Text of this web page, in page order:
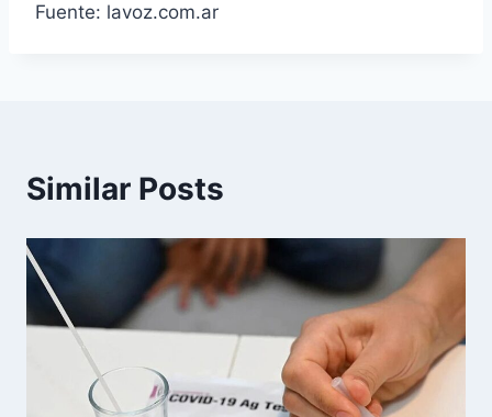
Fuente: lavoz.com.ar
Similar Posts